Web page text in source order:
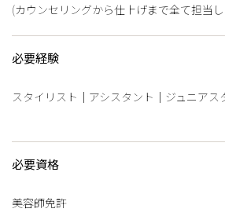
(カウンセリングから仕上げまで全て担当
必要経験
スタイリスト｜アシスタント｜ジュニアス
必要資格
美容師免許